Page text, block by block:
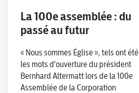
La 100e assemblée : du
passé au futur
« Nous sommes Église », tels ont été
les mots d'ouverture du président
Bernhard Altermatt lors de la 100e
Assemblée de la Corporation